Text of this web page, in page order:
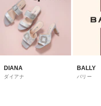
DIANA
ダイアナ
BALLY
バリー